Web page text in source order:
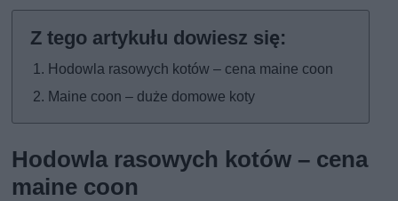
Hodowla rasowych kotów – cena maine coon
Maine coon – duże domowe koty
Hodowla rasowych kotów – cena
maine coon